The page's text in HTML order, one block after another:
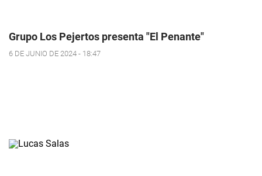
Grupo Los Pejertos presenta "El Penante"
6 DE JUNIO DE 2024 - 18:47